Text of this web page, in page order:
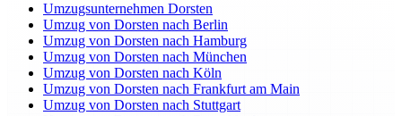
Umzugsunternehmen Dorsten
Umzug von Dorsten nach Berlin
Umzug von Dorsten nach Hamburg
Umzug von Dorsten nach München
Umzug von Dorsten nach Köln
Umzug von Dorsten nach Frankfurt am Main
Umzug von Dorsten nach Stuttgart